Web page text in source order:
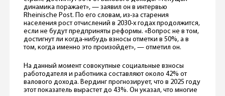
динамика поражает», — заявил он в интервью
Rheinische Post. По его словам, из-за старения
населения рост отчислений в 2030-х годах продолжится,
если не будут предприняты реформы. «Вопрос не в том,
достигнут ли когда-нибудь взносы отметки в 50%, а в
том, когда именно это произойдет», — отметил он.
На данный момент совокупные социальные взносы
работодателя и работника составляют около 42% от
валового дохода. Вердинг прогнозирует, что в 2025 году
этот показатель вырастет до 43%. Он указал, что многие